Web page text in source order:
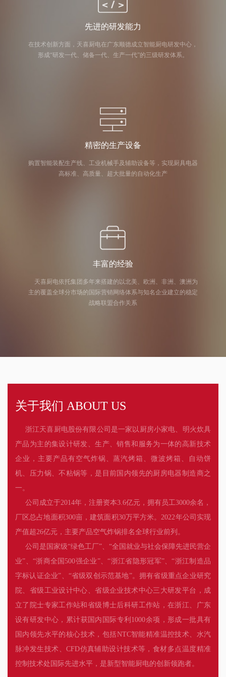
先进的研发能力
在技术创新方面，天喜厨电在广东顺德成立智能厨电研发中心，
形成“研发一代、储备一代、生产一代”的三级研发体系。
精密的生产设备
购置智能装配生产线、工业机械手及辅助设备等，实现厨具电器
高标准、高质量、超大批量的自动化生产
丰富的经验
天喜厨电依托集团多年来搭建的以北美、欧洲、非洲、澳洲为
主的覆盖全球分市场的国际营销网络体系与知名企业建立的稳定
战略联盟合作关系
关于我们 ABOUT US
浙江天喜厨电股份有限公司是一家以厨房小家电、明火炊具
产品为主的集设计研发、生产、销售和服务为一体的高新技术
企业，主要产品有空气炸锅、蒸汽烤箱、微波烤箱、自动饼
机、压力锅、不粘锅等，是目前国内领先的厨房电器制造商之
一。
公司成立于2014年，注册资本3.6亿元，拥有员工3000余名，
厂区总占地面积300亩，建筑面积30万平方米。2022年公司实现
产值超26亿元，主要产品空气炸锅排名全球行业前列。
公司是国家级“绿色工厂”、“全国就业与社会保障先进民营企
业”、“浙商全国500强企业”、“浙江省隐形冠军”、“浙江制造品
字标认证企业”、“省级双创示范基地”。拥有省级重点企业研究
院、省级工业设计中心、省级企业技术中心三大研发平台，成
立了院士专家工作站和省级博士后科研工作站，在浙江、广东
设有研发中心，累计获国内国际专利1000余项，形成一批具有
国内领先水平的核心技术，包括NTC智能精准温控技术、水汽
脉冲发生技术、CFD仿真辅助设计技术等，食材多点温度精准
控制技术处国际先进水平，是新型智能厨电的创新领跑者。